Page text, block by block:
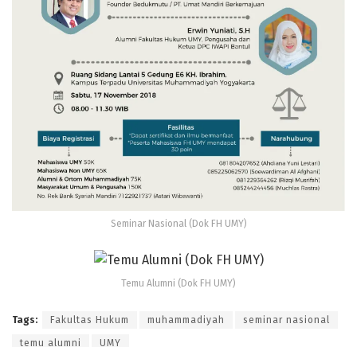
Seminar Nasional (Dok FH UMY)
Temu Alumni (Dok FH UMY)
Tags: Fakultas Hukum muhammadiyah seminar nasional
temu alumni UMY